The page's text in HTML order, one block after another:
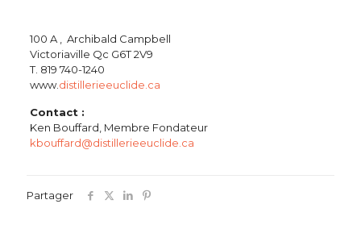
100 A , Archibald Campbell
Victoriaville Qc G6T 2V9
T. 819 740-1240
www.distillerieeuclide.ca
Contact :
Ken Bouffard, Membre Fondateur
kbouffard@distillerieeuclide.ca
Partager